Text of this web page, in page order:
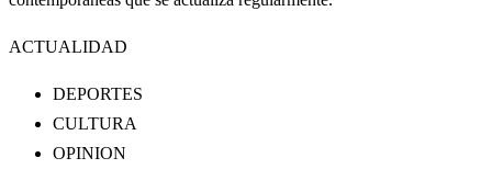
ACTUALIDAD
DEPORTES
CULTURA
OPINION